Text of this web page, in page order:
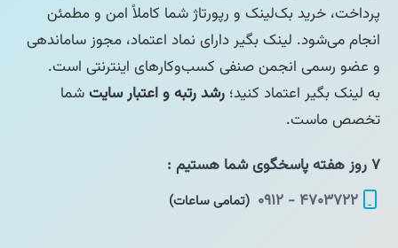
پرداخت، خرید بک‌لینک و رپورتاژ شما کاملاً امن و مطمئن
انجام می‌شود. لینک بگیر دارای نماد اعتماد، مجوز ساماندهی
و عضو رسمی انجمن صنفی کسب‌وکارهای اینترنتی است.
به لینک بگیر اعتماد کنید؛ رشد رتبه و اعتبار سایتشما
تخصص ماست.
۷ روز هفته پاسخگوی شما هستیم :
۴۷۰۳۷۲۲ - ۰۹۱۲
(تمامی ساعات)